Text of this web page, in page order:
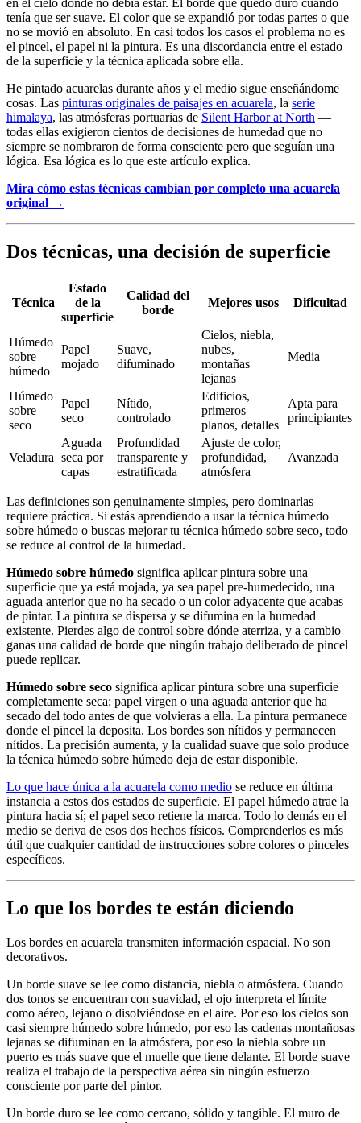
en el cielo donde no debía estar. El borde que quedó duro cuando
tenía que ser suave. El color que se expandió por todas partes o que
no se movió en absoluto. En casi todos los casos el problema no es
el pincel, el papel ni la pintura. Es una discordancia entre el estado
de la superficie y la técnica aplicada sobre ella.
He pintado acuarelas durante años y el medio sigue enseñándome
cosas. Las pinturas originales de paisajes en acuarela, la serie
himalaya, las atmósferas portuarias de Silent Harbor at North —
todas ellas exigieron cientos de decisiones de humedad que no
siempre se nombraron de forma consciente pero que seguían una
lógica. Esa lógica es lo que este artículo explica.
Mira cómo estas técnicas cambian por completo una acuarela
original →
Dos técnicas, una decisión de superficie
Técnica
Estado
de la
superficie
Calidad del
borde
Mejores usos Dificultad
Húmedo
sobre
húmedo
Papel
mojado
Suave,
difuminado
Cielos, niebla,
nubes,
montañas
lejanas
Media
Húmedo
sobre
seco
Papel
seco
Nítido,
controlado
Edificios,
primeros
planos, detalles
Apta para
principiantes
Veladura
Aguada
seca por
capas
Profundidad
transparente y
estratificada
Ajuste de color,
profundidad,
atmósfera
Avanzada
Las definiciones son genuinamente simples, pero dominarlas
requiere práctica. Si estás aprendiendo a usar la técnica húmedo
sobre húmedo o buscas mejorar tu técnica húmedo sobre seco, todo
se reduce al control de la humedad.
Húmedo sobre húmedo significa aplicar pintura sobre una
superficie que ya está mojada, ya sea papel pre-humedecido, una
aguada anterior que no ha secado o un color adyacente que acabas
de pintar. La pintura se dispersa y se difumina en la humedad
existente. Pierdes algo de control sobre dónde aterriza, y a cambio
ganas una calidad de borde que ningún trabajo deliberado de pincel
puede replicar.
Húmedo sobre seco significa aplicar pintura sobre una superficie
completamente seca: papel virgen o una aguada anterior que ha
secado del todo antes de que volvieras a ella. La pintura permanece
donde el pincel la deposita. Los bordes son nítidos y permanecen
nítidos. La precisión aumenta, y la cualidad suave que solo produce
la técnica húmedo sobre húmedo deja de estar disponible.
Lo que hace única a la acuarela como medio se reduce en última
instancia a estos dos estados de superficie. El papel húmedo atrae la
pintura hacia sí; el papel seco retiene la marca. Todo lo demás en el
medio se deriva de esos dos hechos físicos. Comprenderlos es más
útil que cualquier cantidad de instrucciones sobre colores o pinceles
específicos.
Lo que los bordes te están diciendo
Los bordes en acuarela transmiten información espacial. No son
decorativos.
Un borde suave se lee como distancia, niebla o atmósfera. Cuando
dos tonos se encuentran con suavidad, el ojo interpreta el límite
como aéreo, lejano o disolviéndose en el aire. Por eso los cielos son
casi siempre húmedo sobre húmedo, por eso las cadenas montañosas
lejanas se difuminan en la atmósfera, por eso la niebla sobre un
puerto es más suave que el muelle que tiene delante. El borde suave
realiza el trabajo de la perspectiva aérea sin ningún esfuerzo
consciente por parte del pintor.
Un borde duro se lee como cercano, sólido y tangible. El muro de